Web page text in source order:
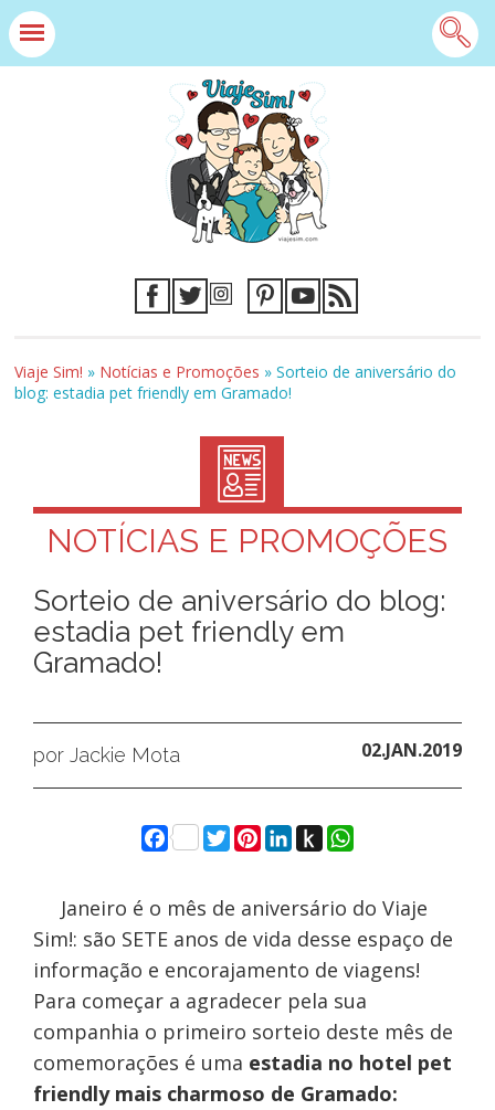
Viaje Sim! » Notícias e Promoções »Sorteio de aniversário do
blog: estadia pet friendly em Gramado!
NOTÍCIAS E PROMOÇÕES
Sorteio de aniversário do blog:
estadia pet friendly em
Gramado!
por Jackie Mota 02.JAN.2019
Facebook
Twitter
Pinterest
LinkedIn
Push
to
WhatsApp
Janeiro é o mês de aniversário do Viaje
Sim!: são SETE anos de vida desse espaço de
informação e encorajamento de viagens!
Para começar a agradecer pela sua
companhia o primeiro sorteio deste mês de
comemorações é uma estadia no hotel pet
friendly mais charmoso de Gramado: